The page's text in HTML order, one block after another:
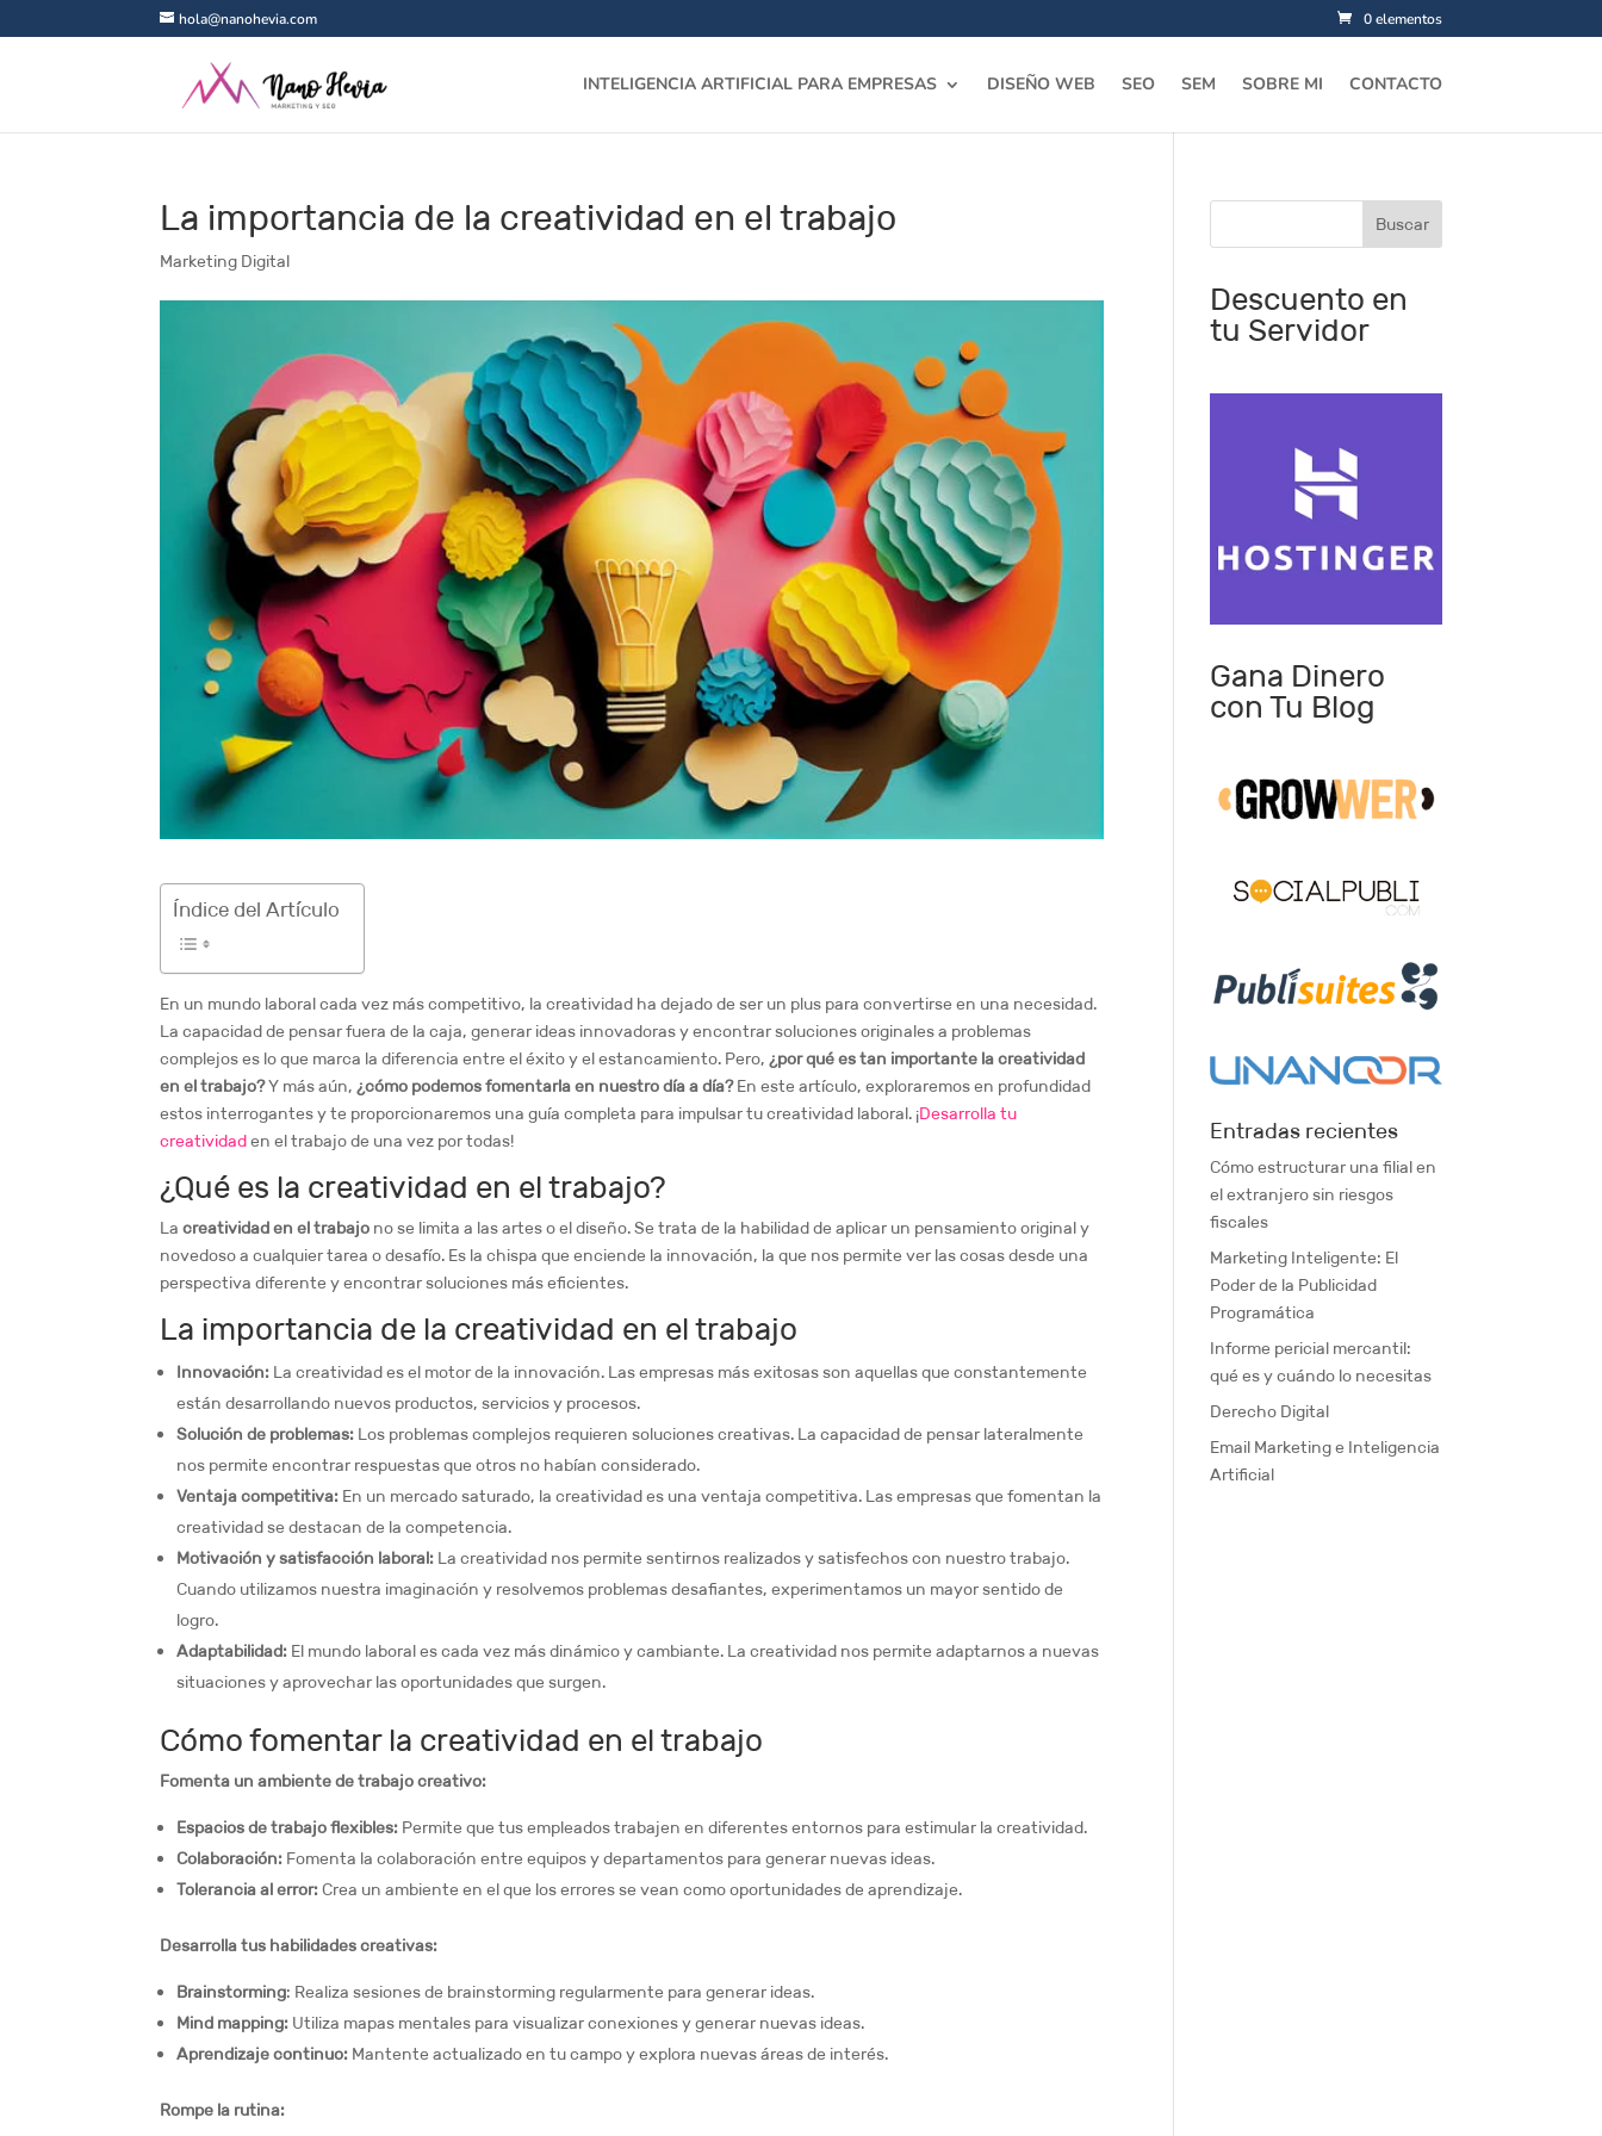
hola@nanohevia.com 0 elementos
INTELIGENCIA ARTIFICIAL PARA EMPRESAS DISEÑO WEB SEO SEM SOBRE MI CONTACTO
La importancia de la creatividad en el trabajo
Marketing Digital
Índice del Artículo
En un mundo laboral cada vez más competitivo, la creatividad ha dejado de ser un plus para convertirse en una necesidad.
La capacidad de pensar fuera de la caja, generar ideas innovadoras y encontrar soluciones originales a problemas
complejos es lo que marca la diferencia entre el éxito y el estancamiento. Pero,¿por qué es tan importante la creatividad
en el trabajo?Y más aún,¿cómo podemos fomentarla en nuestro día a día?En este artículo, exploraremos en profundidad
estos interrogantes y te proporcionaremos una guía completa para impulsar tu creatividad laboral. ¡Desarrolla tu
creatividaden el trabajo de una vez por todas!
¿Qué es la creatividad en el trabajo?
Lacreatividad en el trabajo no se limita a las artes o el diseño. Se trata de la habilidad de aplicar un pensamiento original y
novedoso a cualquier tarea o desafío. Es la chispa que enciende la innovación, la que nos permite ver las cosas desde una
perspectiva diferente y encontrar soluciones más eficientes.
La importancia de la creatividad en el trabajo
Innovación: La creatividad es el motor de la innovación. Las empresas más exitosas son aquellas que constantemente
están desarrollando nuevos productos, servicios y procesos.
Solución de problemas: Los problemas complejos requieren soluciones creativas. La capacidad de pensar lateralmente
nos permite encontrar respuestas que otros no habían considerado.
Ventaja competitiva: En un mercado saturado, la creatividad es una ventaja competitiva. Las empresas que fomentan la
creatividad se destacan de la competencia.
Motivación y satisfacción laboral: La creatividad nos permite sentirnos realizados y satisfechos con nuestro trabajo.
Cuando utilizamos nuestra imaginación y resolvemos problemas desafiantes, experimentamos un mayor sentido de
logro.
Adaptabilidad: El mundo laboral es cada vez más dinámico y cambiante. La creatividad nos permite adaptarnos a nuevas
situaciones y aprovechar las oportunidades que surgen.
Cómo fomentar la creatividad en el trabajo
Fomenta un ambiente de trabajo creativo:
Espacios de trabajo flexibles: Permite que tus empleados trabajen en diferentes entornos para estimular la creatividad.
Colaboración: Fomenta la colaboración entre equipos y departamentos para generar nuevas ideas.
Tolerancia al error:Crea un ambiente en el que los errores se vean como oportunidades de aprendizaje.
Desarrolla tus habilidades creativas:
Brainstorming: Realiza sesiones de brainstorming regularmente para generar ideas.
Mind mapping: Utiliza mapas mentales para visualizar conexiones y generar nuevas ideas.
Aprendizaje continuo: Mantente actualizado en tu campo y explora nuevas áreas de interés.
Rompe la rutina:
Descuento en
tu Servidor
Gana Dinero
con Tu Blog
Entradas recientes
Cómo estructurar una filial en
el extranjero sin riesgos
fiscales
Marketing Inteligente: El
Poder de la Publicidad
Programática
Informe pericial mercantil:
qué es y cuándo lo necesitas
Derecho Digital
Email Marketing e Inteligencia
Artificial